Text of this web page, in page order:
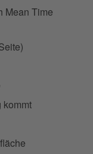
Mean Time
kommt